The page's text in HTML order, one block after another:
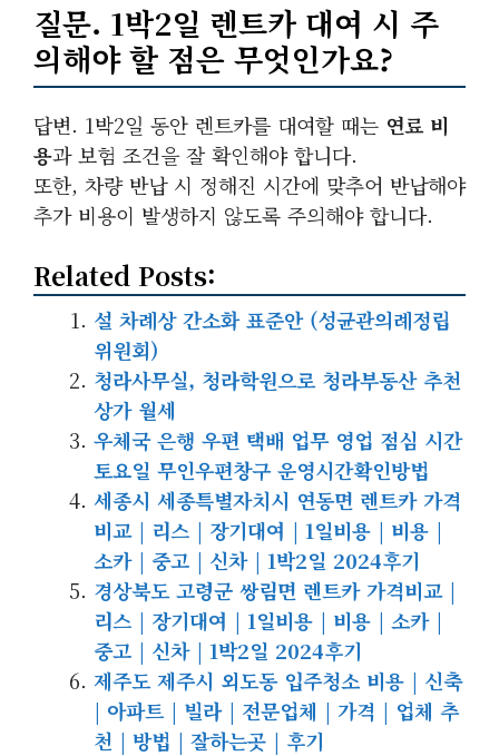
질문. 1박2일 렌트카 대여 시 주
의해야 할 점은 무엇인가요?
답변. 1박2일 동안 렌트카를 대여할 때는 연료 비
용과 보험 조건을 잘 확인해야 합니다.
또한, 차량 반납 시 정해진 시간에 맞추어 반납해야
추가 비용이 발생하지 않도록 주의해야 합니다.
Related Posts:
설 차례상 간소화 표준안 (성균관의례정립
위원회)
청라사무실, 청라학원으로 청라부동산 추천
상가 월세
우체국 은행 우편 택배 업무 영업 점심 시간
토요일 무인우편창구 운영시간확인방법
세종시 세종특별자치시 연동면 렌트카 가격
비교 | 리스 | 장기대여 | 1일비용 | 비용 |
소카 | 중고 | 신차 | 1박2일 2024후기
경상북도 고령군 쌍림면 렌트카 가격비교 |
리스 | 장기대여 | 1일비용 | 비용 | 소카 |
중고 | 신차 | 1박2일 2024후기
제주도 제주시 외도동 입주청소 비용 | 신축
| 아파트 | 빌라 | 전문업체 | 가격 | 업체 추
천 | 방법 | 잘하는곳 | 후기